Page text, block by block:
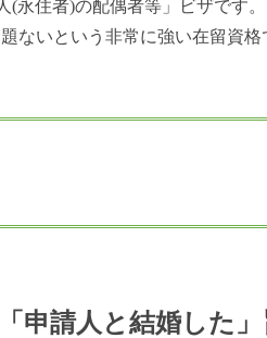
永住者)の配偶者等」ビザです
ないという非常に強い在留資格
申請人と結婚した